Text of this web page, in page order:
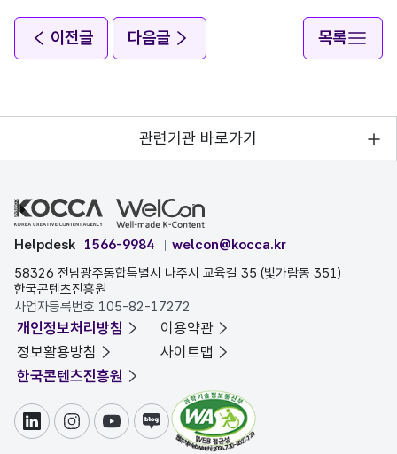
이전글 다음글 목록
관련기관 바로가기
Helpdesk 1566-9984
welcon@kocca.kr
58326 전남광주통합특별시 나주시 교육길 35 (빛가람동 351)
한국콘텐츠진흥원
사업자등록번호 105-82-17272
개인정보처리방침
이용약관
정보활용방침
사이트맵
한국콘텐츠진흥원
링크드인인스타그램
유튜브블로그